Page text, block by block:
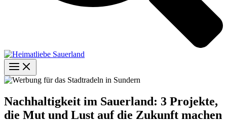
Nachhaltigkeit im Sauerland: 3 Projekte,
die Mut und Lust auf die Zukunft machen